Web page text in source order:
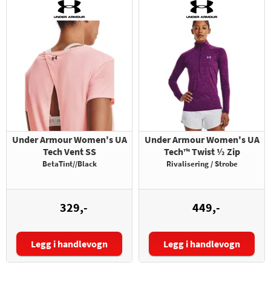
Under Armour Women's UA
Tech Vent SS
BetaTint//Black
329,-
Størrelse:
Legg i handlevogn
Under Armour Women's UA
Tech™ Twist ½ Zip
Rivalisering / Strobe
449,-
Størrelse:
Legg i handlevogn